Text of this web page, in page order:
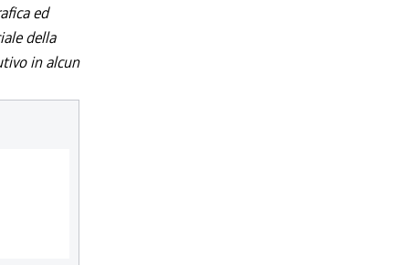
ed
della
in alcun